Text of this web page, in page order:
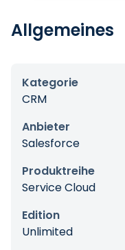
Allgemeines
Kategorie
CRM
Anbieter
Salesforce
Produktreihe
Service Cloud
Edition
Unlimited